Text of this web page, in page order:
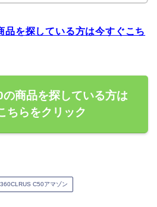
を探している方は今すぐこち
商品を探している方は
ちらをクリック
C50アマゾン